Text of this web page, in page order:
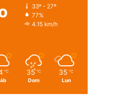
33º - 27º
77%
4.15 km/h
℃ 35 ℃
Dom
35 ℃
Lun